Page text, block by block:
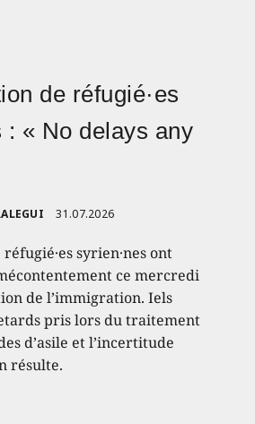
de réfugié·es
: « No delays any
31.07.2026
syrien·nes ont
ce mercredi
de l’immigration. Iels
pris lors du traitement
d’asile et l’incertitude
résulte.